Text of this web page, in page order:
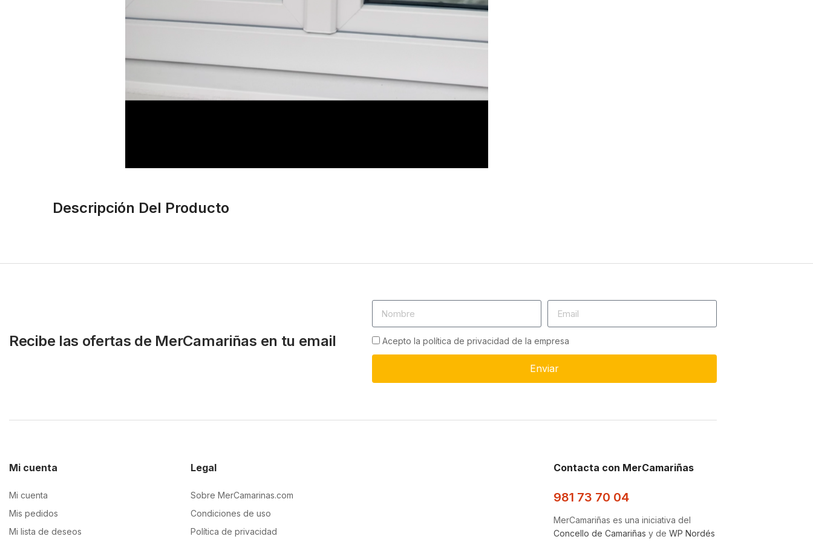
Descripción Del Producto
Recibe las ofertas de MerCamariñas en tu email Acepto la política de privacidad de la empresa
Enviar
Mi cuenta
Mi cuenta
Mis pedidos
Mi lista de deseos
Legal
Sobre MerCamarinas.com
Condiciones de uso
Política de privacidad
Contacta con MerCamariñas
981 73 70 04
MerCamariñas es una iniciativa del
Concello de Camariñas y de WP Nordés